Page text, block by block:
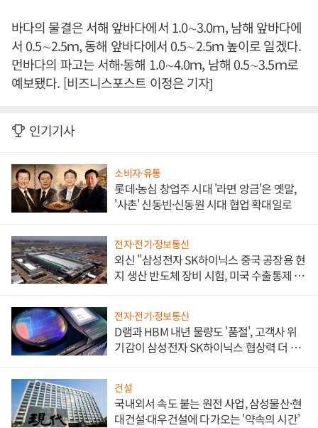
바다의 물결은 서해 앞바다에서 1.0∼3.0ｍ, 남해 앞바다에
서 0.5∼2.5ｍ, 동해 앞바다에서 0.5∼2.5ｍ 높이로 일겠다.
먼바다의 파고는 서해·동해 1.0∼4.0ｍ, 남해 0.5∼3.5ｍ로
예보됐다. [비즈니스포스트 이정은 기자]
인기기사
소비자·유통
롯데·농심 창업주 시대 '라면 앙금'은 옛말,
'사촌' 신동빈·신동원 시대 협업 확대일로
전자·전기·정보통신
외신 "삼성전자 SK하이닉스 중국 공장용 현
지 생산 반도체 장비 시험, 미국 수출통제 대
전자·전기·정보통신
D램과 HBM 내년 물량도 '품절', 고객사 위
기감이 삼성전자 SK하이닉스 협상력 더 키
건설
국내외서 속도 붙는 원전 사업, 삼성물산·현
대건설·대우건설에 다가오는 '약속의 시간'